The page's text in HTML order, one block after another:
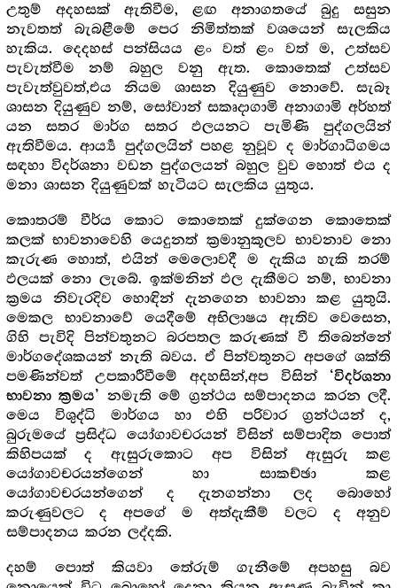
උතුම් අදහසක් ඇතිවීම, ළඟ අනාගතයේ බුදු සසුන
නැවතත් බැබළීමේ පෙර නිමිත්තක් වශයෙන් සැලකිය
හැකිය. දෙදහස් පන්සියය ළං වත් ළං වත් ම, උත්සව
පැවැත්වීම නම් බහුල වනු ඇත. කොතෙක් උත්සව
පැවැත්වුවත්,එය නියම ශාසන දියුණුව නොවේ. සැබෑ
ශාසන දියුණුව නම්, සෝවාන් සකෘදාගාමි අනාගාමි අර්හත්
යන සතර මාර්ග සතර ඵලයනට පැමිණි පුද්ගලයින්
ඇතිවීමය. ආර්‍ය්‍ය පුද්ගලයින් පහළ නුවූව ද මාර්ගාධිගමය
සඳහා විදර්ශනා වඩන පුද්ගලයන් බහුල වුව හොත් එය ද
මනා ශාසන දියුණුවක් හැටියට සැලකිය යුතුය.
කොතරම් වීර්ය කොට කොතෙක් දුක්ගෙන කොතෙක්
කලක් භාවනාවෙහි යෙදුනත් ක්‍රමානුකූලව භාවනාව නො
කැරුණ හොත්, එයින් මෙලොවදී ම දැකිය හැකි තරම්
ඵලයක් නො ලැබේ. ඉක්මනින් ඵල දැකීමට නම්, භාවනා
ක්‍රමය නිවැරදිව හොඳින් දැනගෙන භාවනා කළ යුතුයි.
මෙකල භාවනාවේ යෙදීමේ අභිලාෂය ඇතිව වෙසෙන,
ගිහි පැවිදි පින්වතුනට බරපතල කරුණක් වී තිබෙන්නේ
මාර්ගදේශකයන් නැති බවය. ඒ පින්වතුනට අපගේ ශක්ති
පමණින්වත් උපකාරීවීමේ අදහසින්,අප විසින් ‘විදර්ශනා
භාවනා ක්‍රමය’ නමැති මේ ග්‍රන්ථය සම්පාදනය කරන ලදී.
මෙය විශුද්ධි මාර්ගය හා එහි පරිවාර ග්‍රන්ථයන් ද,
බුරුමයේ ප්‍රසිද්ධ යෝගාවචරයන් විසින් සම්පාදිත පොත්
කිහිපයක් ද ඇසුරුකොට අප විසින් ඇසුරු කළ
යෝගාවචරයන්ගෙන් හා සාකච්ඡා කළ
යෝගාවචරයන්ගෙන් ද දැනගන්නා ලද බොහෝ
කරුණුවලට ද අපගේ ම අත්දැකීම් වලට ද අනුව
සම්පාදනය කරන ලද්දකි.
දහම් පොත් කියවා තේරුම් ගැනීමේ අපහසු බව